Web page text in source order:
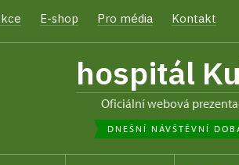
E-shop Pro média Kontakt
hospitál
oficiální webová
DNEŠNÍ NÁVŠTĚVNÍ